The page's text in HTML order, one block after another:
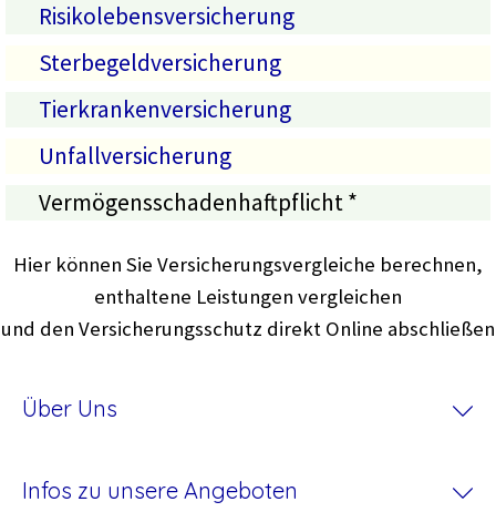
Risikolebensversicherung
Sterbegeldversicherung
Tierkrankenversicherung
Unfallversicherung
Vermögensschadenhaftpflicht *
Hier können Sie Versicherungsvergleiche berechnen,
enthaltene Leistungen vergleichen
und den Versicherungsschutz direkt Online abschließen
Über Uns
Infos zu unsere Angeboten